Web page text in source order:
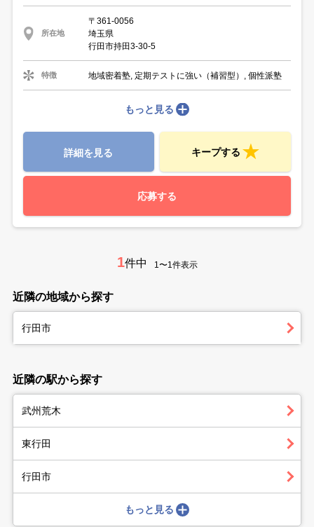
所在地
〒361-0056
埼玉県
行田市持田3-30-5
特徴 地域密着塾, 定期テストに強い（補習型）, 個性派塾
もっと見る
詳細を見る キープする
応募する
1件中 1〜1件表示
近隣の地域から探す
行田市
近隣の駅から探す
武州荒木
東行田
行田市
もっと見る